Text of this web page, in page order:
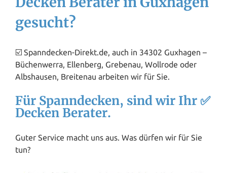
gesucht?
☑️ Spanndecken-Direkt.de, auch in 34302 Guxhagen –
Büchenwerra, Ellenberg, Grebenau, Wollrode oder
Albshausen, Breitenau arbeiten wir für Sie.
Für Spanndecken, sind wir Ihr ✅
Decken Berater.
Guter Service macht uns aus. Was dürfen wir für Sie
tun?